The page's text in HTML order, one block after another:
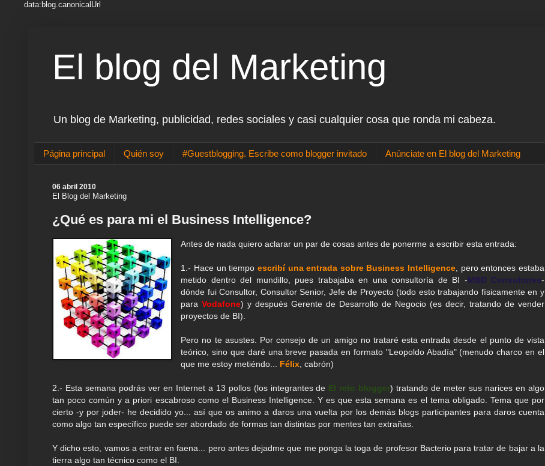
data:blog.canonicalUrl
El blog del Marketing
Un blog de Marketing, publicidad, redes sociales y casi cualquier cosa que ronda mi cabeza.
Página principal Quién soy #Guestblogging. Escribe como blogger invitado Anúnciate en El blog del Marketing
06 abril 2010
El Blog del Marketing
¿Qué es para mi el Business Intelligence?
Antes de nada quiero aclarar un par de cosas antes de ponerme a escribir esta entrada:
1.- Hace un tiempo escribí una entrada sobre Business Intelligence , pero entonces estaba
metido dentro del mundillo, pues trabajaba en una consultoría de BI -MBD Consultores-
dónde fui Consultor, Consultor Senior, Jefe de Proyecto (todo esto trabajando físicamente en y
paraVodafone) y después Gerente de Desarrollo de Negocio (es decir, tratando de vender
proyectos de BI).
Pero no te asustes. Por consejo de un amigo no trataré esta entrada desde el punto de vista
teórico, sino que daré una breve pasada en formato "Leopoldo Abadía" (menudo charco en el
que me estoy metiéndo... Félix , cabrón)
2.- Esta semana podrás ver en Internet a 13 pollos (los integrantes de El reto blogger) tratando de meter sus narices en algo
tan poco común y a priori escabroso como el Business Intelligence. Y es que esta semana es el tema obligado. Tema que por
cierto -y por joder- he decidido yo... así que os animo a daros una vuelta por los demás blogs participantes para daros cuenta
como algo tan específico puede ser abordado de formas tan distintas por mentes tan extrañas.
Y dicho esto, vamos a entrar en faena... pero antes dejadme que me ponga la toga de profesor Bacterio para tratar de bajar a la
tierra algo tan técnico como el BI.